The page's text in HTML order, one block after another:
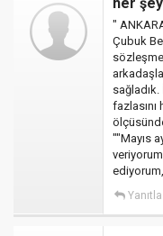
"
Çubuk
fazlasını
""Mayıs
Yanıtla